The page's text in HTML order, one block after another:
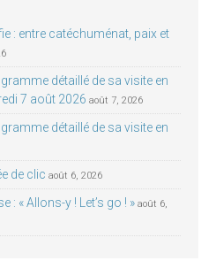
: entre catéchuménat, paix et
détaillé de sa visite en
7 août 2026 août 7, 2026
détaillé de sa visite en
de clic août 6, 2026
: « Allons-y ! Let’s go ! » août 6,